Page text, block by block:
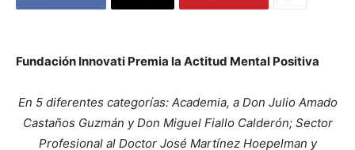
Fundación Innovati Premia la Actitud Mental Positiva
En 5 diferentes categorías: Academia, a Don Julio Amado
Castaños Guzmán y Don Miguel Fiallo Calderón; Sector
Profesional al Doctor José Martínez Hoepelman y